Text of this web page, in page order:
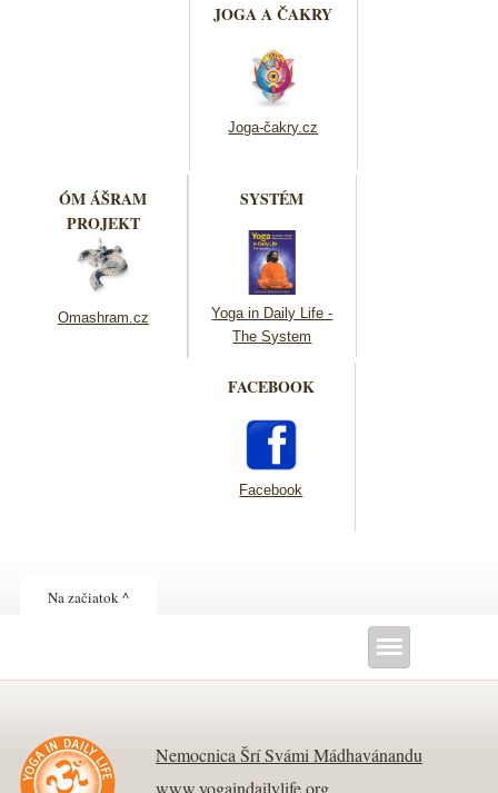
JOGA A ČAKRY
Joga-čakry.cz
ÓM ÁŠRAM
PROJEKT
Omashram.cz
SYSTÉM
Yoga in Daily Life -
The System
FACEBOOK
Facebook
Na začiatok ^
Nemocnica Šrí Svámi Mádhavánandu
www.yogaindailylife.org